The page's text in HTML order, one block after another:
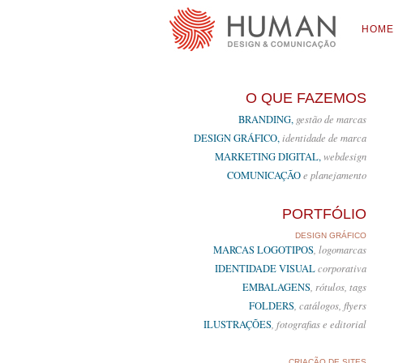
HOME
O QUE FAZEMOS
BRANDING, gestão de marcas
DESIGN GRÁFICO,identidade de marca
MARKETING DIGITAL,webdesign
COMUNICAÇÃOe planejamento
PORTFÓLIO
DESIGN GRÁFICO
MARCAS LOGOTIPOS , logomarcas
IDENTIDADE VISUALcorporativa
EMBALAGENS , rótulos, tags
FOLDERS , catálogos, flyers
ILUSTRAÇÕES , fotografias e editorial